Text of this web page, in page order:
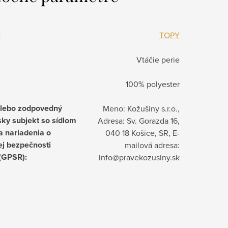
TOPY
Vtáčie perie
100% polyester
zodpovedný
subjekt so sídlom
nariadenia o
bezpečnosti
:
Meno: Kožušiny s.r.o.,
Adresa: Sv. Gorazda 16,
040 18 Košice, SR, E-
mailová adresa:
info@pravekozusiny.sk